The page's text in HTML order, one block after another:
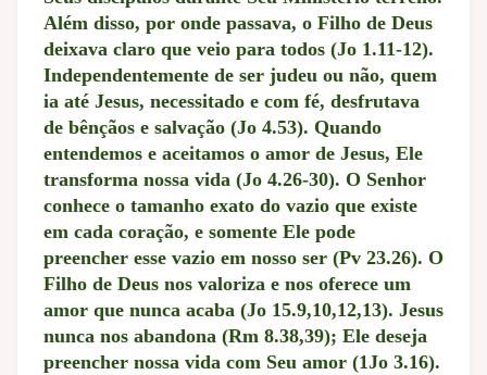
Além disso, por onde passava, o Filho de Deus
deixava claro que veio para todos (Jo 1.11-12).
Independentemente de ser judeu ou não, quem
ia até Jesus, necessitado e com fé, desfrutava
de bênçãos e salvação (Jo 4.53). Quando
entendemos e aceitamos o amor de Jesus, Ele
transforma nossa vida (Jo 4.26-30). O Senhor
conhece o tamanho exato do vazio que existe
em cada coração, e somente Ele pode
preencher esse vazio em nosso ser (Pv 23.26). O
Filho de Deus nos valoriza e nos oferece um
amor que nunca acaba (Jo 15.9,10,12,13). Jesus
nunca nos abandona (Rm 8.38,39); Ele deseja
preencher nossa vida com Seu amor (1Jo 3.16).